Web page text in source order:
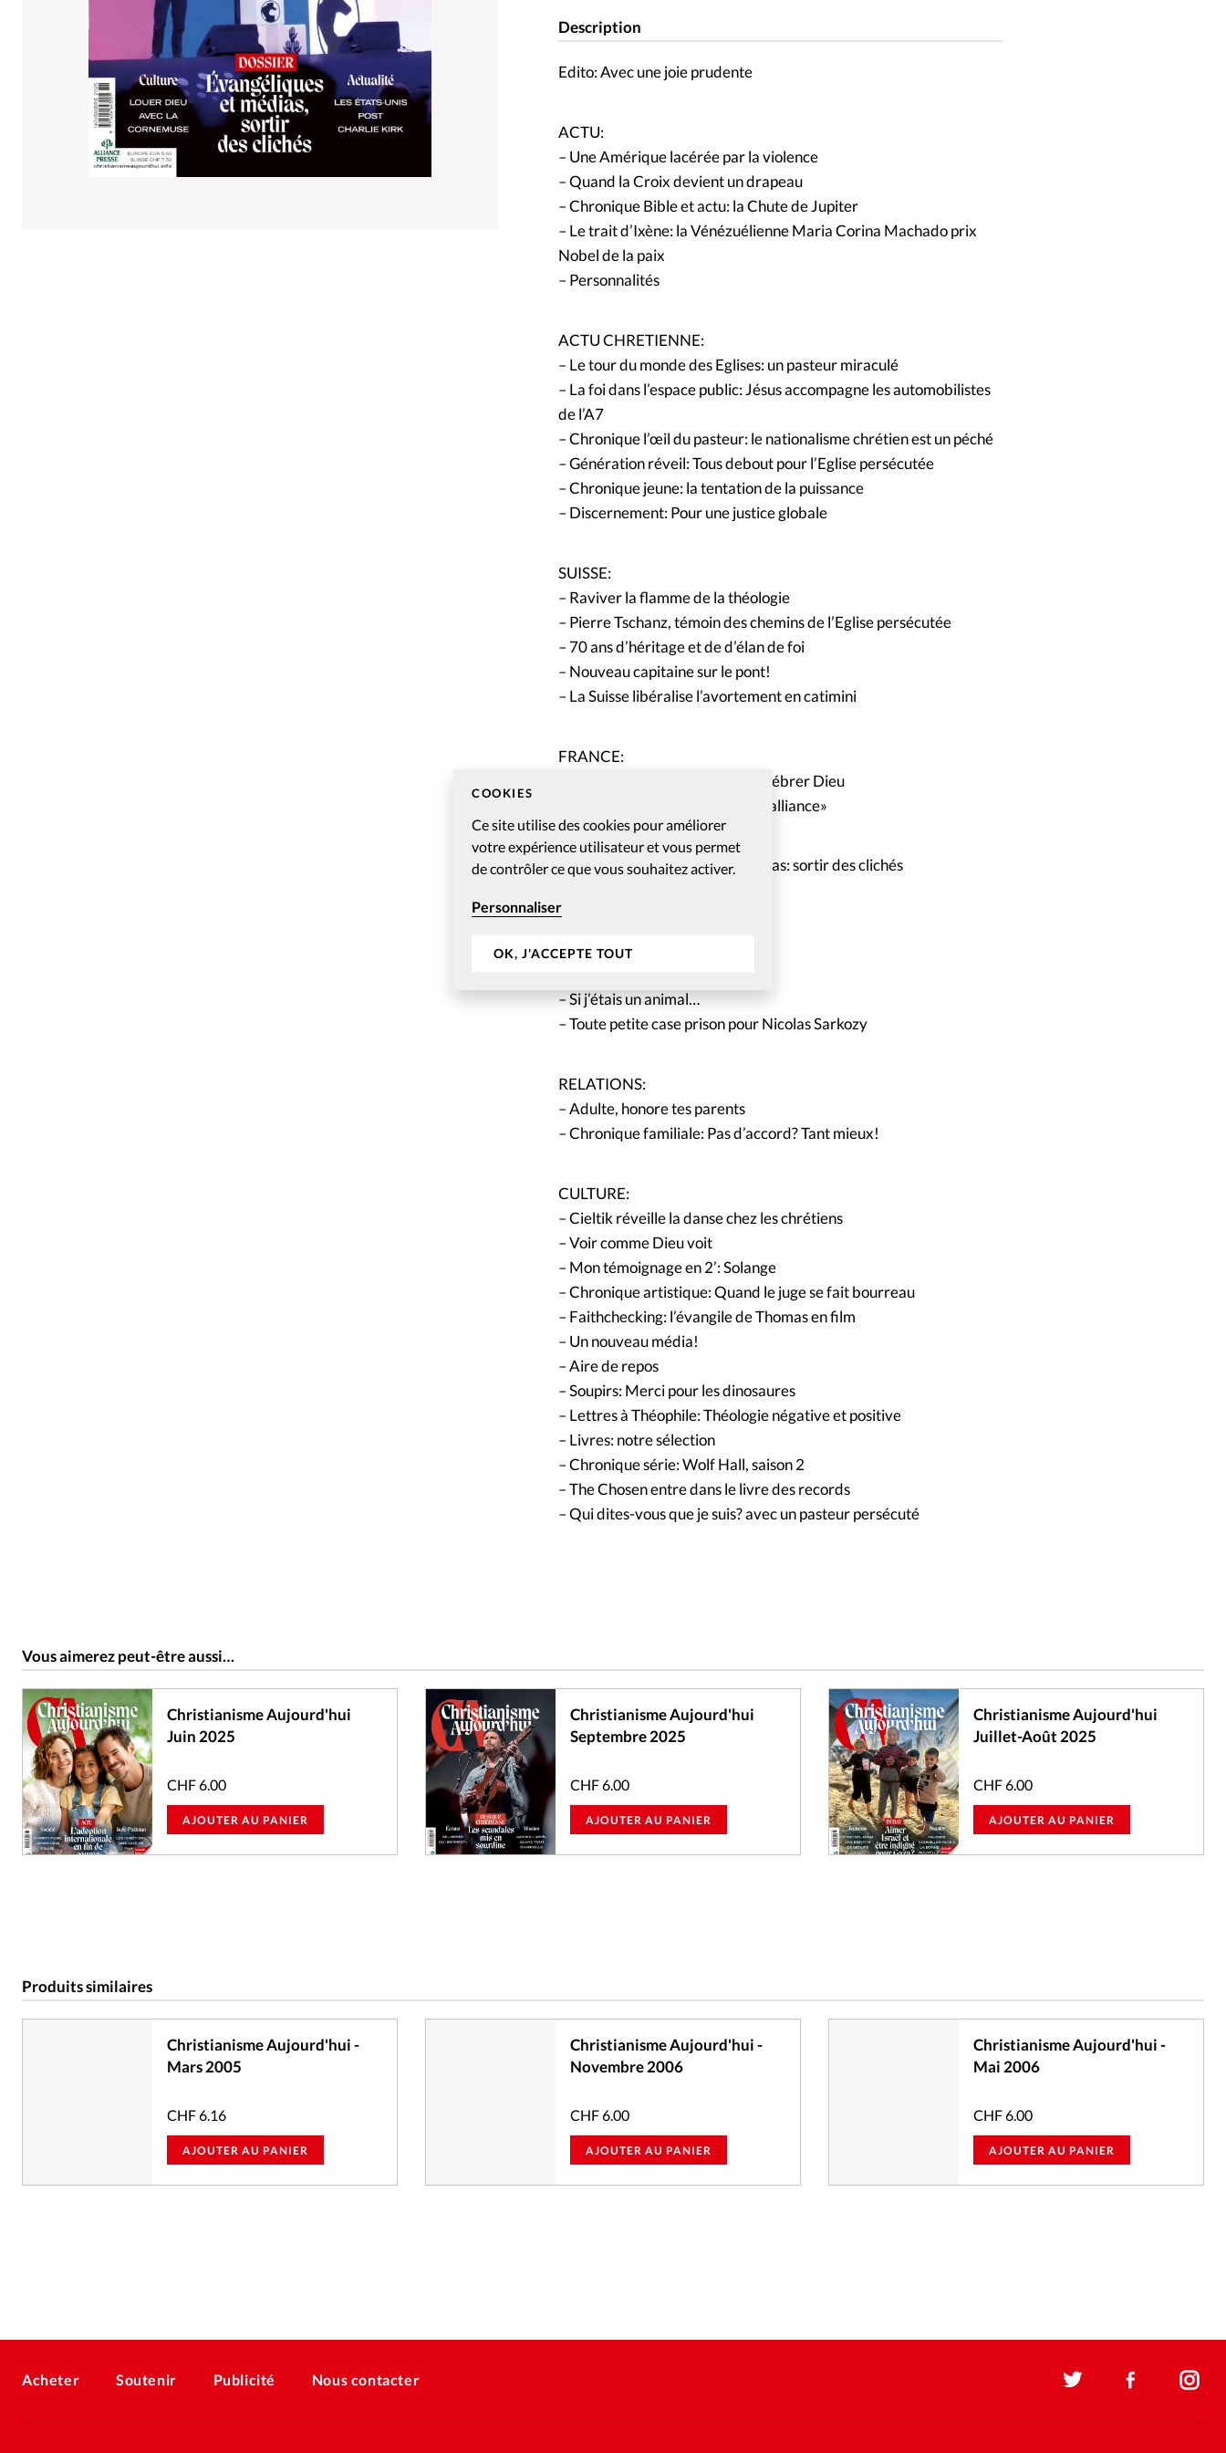
COOKIES
Ce site utilise des cookies pour améliorer
votre expérience utilisateur et vous permet
de contrôler ce que vous souhaitez activer.
Personnaliser
OK, J'ACCEPTE TOUT
Description
Edito: Avec une joie prudente
ACTU:
– Une Amérique lacérée par la violence
– Quand la Croix devient un drapeau
– Chronique Bible et actu: la Chute de Jupiter
– Le trait d’Ixène: la Vénézuélienne Maria Corina Machado prix
Nobel de la paix
– Personnalités
ACTU CHRETIENNE:
– Le tour du monde des Eglises: un pasteur miraculé
– La foi dans l’espace public: Jésus accompagne les automobilistes
de l’A7
– Chronique l’œil du pasteur: le nationalisme chrétien est un péché
– Génération réveil: Tous debout pour l’Eglise persécutée
– Chronique jeune: la tentation de la puissance
– Discernement: Pour une justice globale
SUISSE:
– Raviver la flamme de la théologie
– Pierre Tschanz, témoin des chemins de l’Eglise persécutée
– 70 ans d’héritage et de d’élan de foi
– Nouveau capitaine sur le pont!
– La Suisse libéralise l’avortement en catimini
FRANCE:
– Toute la France réunie pour célébrer Dieu
– Résurrection d’une «ancienne alliance»
DOSSIER: Evangeliques et médias: sortir des clichés
– De la maltraitance médiatique
– Si j’étais un animal…
– Toute petite case prison pour Nicolas Sarkozy
RELATIONS:
– Adulte, honore tes parents
– Chronique familiale: Pas d’accord? Tant mieux!
CULTURE:
– Cieltik réveille la danse chez les chrétiens
– Voir comme Dieu voit
– Mon témoignage en 2’: Solange
– Chronique artistique: Quand le juge se fait bourreau
– Faithchecking: l’évangile de Thomas en film
– Un nouveau média!
– Aire de repos
– Soupirs: Merci pour les dinosaures
– Lettres à Théophile: Théologie négative et positive
– Livres: notre sélection
– Chronique série: Wolf Hall, saison 2
– The Chosen entre dans le livre des records
– Qui dites-vous que je suis? avec un pasteur persécuté
Vous aimerez peut-être aussi…
Christianisme Aujourd'hui
Juin 2025
CHF6.00
AJOUTER AU PANIER
Christianisme Aujourd'hui
Septembre 2025
CHF6.00
AJOUTER AU PANIER
Christianisme Aujourd'hui
Juillet-Août 2025
CHF6.00
AJOUTER AU PANIER
Produits similaires
Christianisme Aujourd'hui -
Mars 2005
CHF6.16
AJOUTER AU PANIER
Christianisme Aujourd'hui -
Novembre 2006
CHF6.00
AJOUTER AU PANIER
Christianisme Aujourd'hui -
Mai 2006
CHF6.00
AJOUTER AU PANIER
Acheter Soutenir Publicité Nous contacter